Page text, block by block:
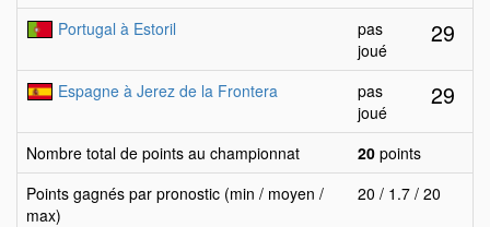
Portugal à Estoril
pas
joué
29
Espagne à Jerez de la Frontera
pas
joué
29
Nombre total de points au championnat 20 points
Points gagnés par pronostic (min / moyen /
max)
20 / 1.7 / 20